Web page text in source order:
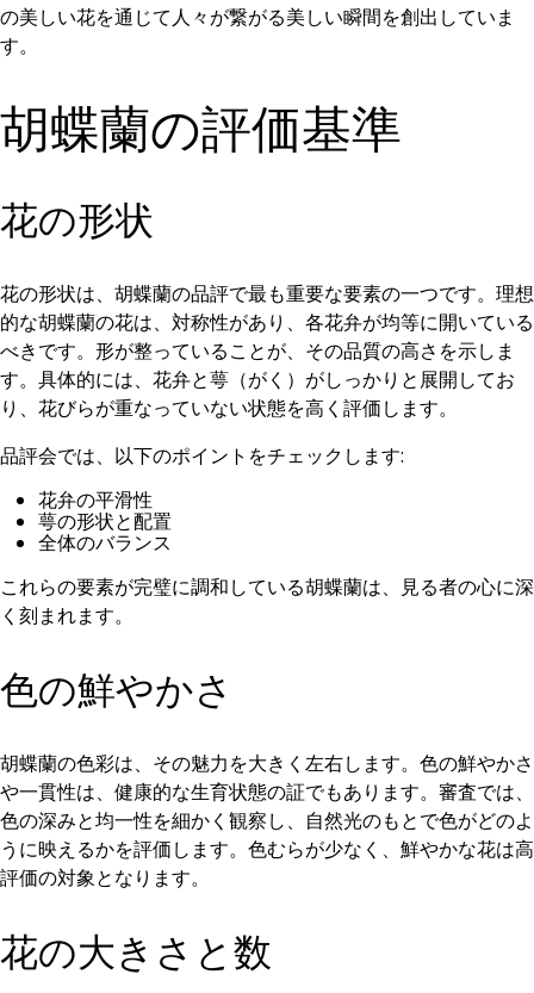
の美しい花を通じて人々が繋がる美しい瞬間を創出していま
す。
胡蝶蘭の評価基準
花の形状
花の形状は、胡蝶蘭の品評で最も重要な要素の一つです。理想
的な胡蝶蘭の花は、対称性があり、各花弁が均等に開いている
べきです。形が整っていることが、その品質の高さを示しま
す。具体的には、花弁と萼（がく）がしっかりと展開してお
り、花びらが重なっていない状態を高く評価します。
品評会では、以下のポイントをチェックします:
花弁の平滑性
萼の形状と配置
全体のバランス
これらの要素が完璧に調和している胡蝶蘭は、見る者の心に深
く刻まれます。
色の鮮やかさ
胡蝶蘭の色彩は、その魅力を大きく左右します。色の鮮やかさ
や一貫性は、健康的な生育状態の証でもあります。審査では、
色の深みと均一性を細かく観察し、自然光のもとで色がどのよ
うに映えるかを評価します。色むらが少なく、鮮やかな花は高
評価の対象となります。
花の大きさと数